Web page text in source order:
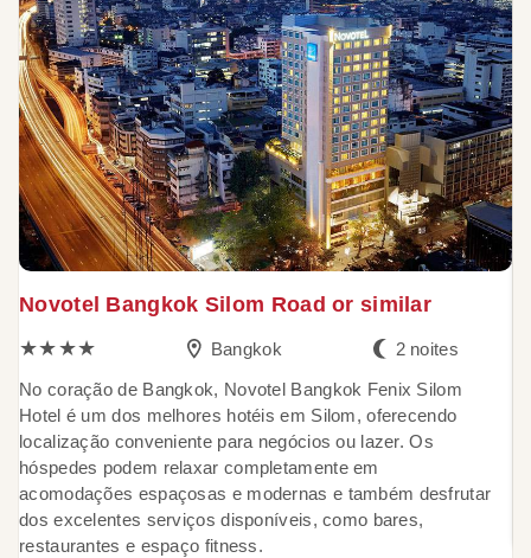
Novotel Bangkok Silom Road or similar
★★★★
Bangkok 2 noites
No coração de Bangkok, Novotel Bangkok Fenix Silom
Hotel é um dos melhores hotéis em Silom, oferecendo
localização conveniente para negócios ou lazer. Os
hóspedes podem relaxar completamente em
acomodações espaçosas e modernas e também desfrutar
dos excelentes serviços disponíveis, como bares,
restaurantes e espaço fitness.